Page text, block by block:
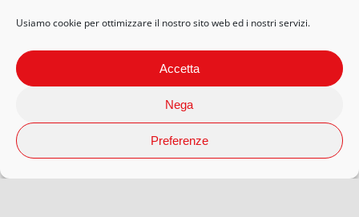
Usiamo cookie per ottimizzare il nostro sito web ed i nostri servizi.
Accetta
Nega
Preferenze